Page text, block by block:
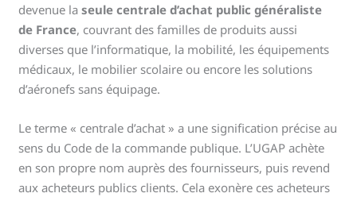
devenue laseule centrale d’achat public généraliste
de France, couvrant des familles de produits aussi
diverses que l’informatique, la mobilité, les équipements
médicaux, le mobilier scolaire ou encore les solutions
d’aéronefs sans équipage.
Le terme « centrale d’achat » a une signification précise au
sens du Code de la commande publique. L’UGAP achète
en son propre nom auprès des fournisseurs, puis revend
aux acheteurs publics clients. Cela exonère ces acheteurs